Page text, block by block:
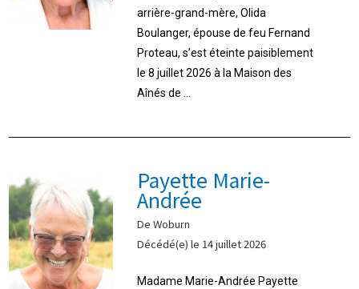
arrière-grand-mère, Olida
Boulanger, épouse de feu Fernand
Proteau, s’est éteinte paisiblement
le 8 juillet 2026 à la Maison des
Aînés de ...
Payette Marie-
Andrée
De Woburn
Décédé(e) le 14 juillet 2026
Madame Marie-Andrée Payette